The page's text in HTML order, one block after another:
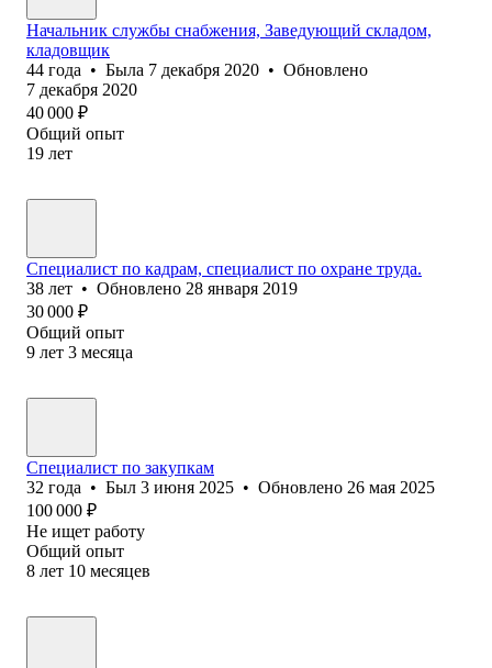
Начальник службы снабжения, Заведующий складом,
кладовщик
44 года • Была 7 декабря 2020 • Обновлено
7 декабря 2020
40 000 ₽
Общий опыт
19 лет
Специалист по кадрам, специалист по охране труда.
38 лет • Обновлено 28 января 2019
30 000 ₽
Общий опыт
9 лет 3 месяца
Специалист по закупкам
32 года • Был 3 июня 2025 • Обновлено 26 мая 2025
100 000 ₽
Не ищет работу
Общий опыт
8 лет 10 месяцев